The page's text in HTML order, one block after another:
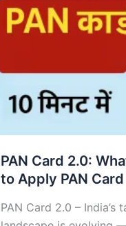
PAN Card 2.0:
to Apply PAN
PAN Card 2.0 – India’s